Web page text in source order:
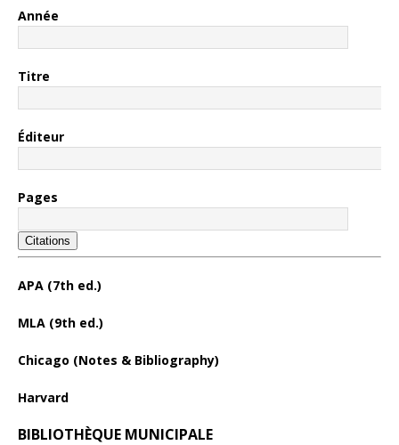
Année
Titre
Éditeur
Pages
Citations
APA (7th ed.)
MLA (9th ed.)
Chicago (Notes & Bibliography)
Harvard
BIBLIOTHÈQUE MUNICIPALE